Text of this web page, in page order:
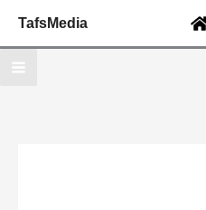
springen
TafsMedia